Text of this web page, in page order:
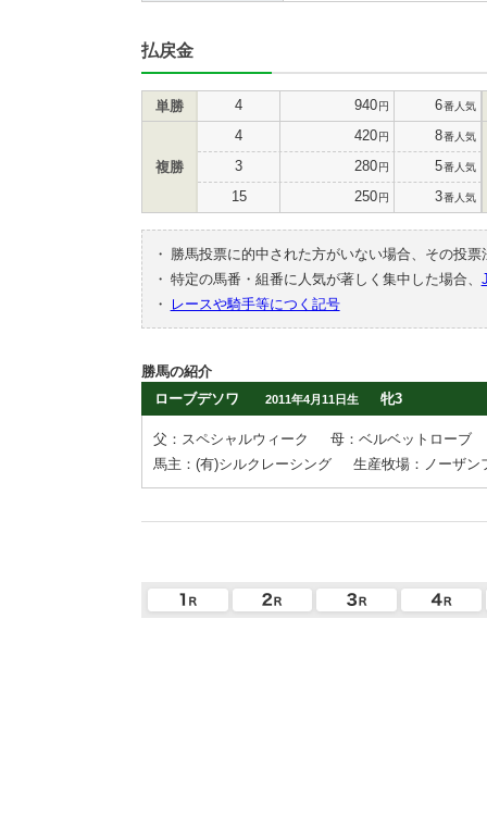
払戻金
単勝 4 940円 6番人気
複勝
4 420円 8番人気
3 280円 5番人気
15 250円 3番人気
・
勝馬投票に的中された方がいない場合、その投
・ 特定の馬番・組番に人気が著しく集中した場合、
・
レースや騎手等につく記号
勝馬の紹介
ローブデソワ
2011年4月11日生 牝3
父：スペシャルウィーク
母：ベルベットローブ
馬主：(有)シルクレーシング
生産牧場：ノーザン